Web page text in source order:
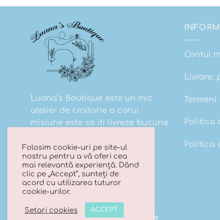
Luana’s Boutique este un mic
atelier de croitorie a carui
misiune este sa iti livreze bucurie
Contul
Livrare,
Politica
Politica
Copyright 2026 ©Luana's Boutique
Folosim cookie-uri pe site-ul
nostru pentru a vă oferi cea
mai relevantă experiență. Dând
clic pe „Accept”, sunteți de
acord cu utilizarea tuturor
cookie-urilor.
Setari cookies ACCEPT